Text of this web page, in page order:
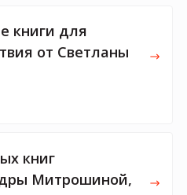
книги для
от Светланы
книг
Митрошиной,